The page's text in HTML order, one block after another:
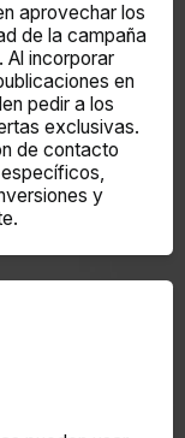
aprovechar los
de la campaña
Al incorporar
en
pedir a los
exclusivas.
de contacto
y